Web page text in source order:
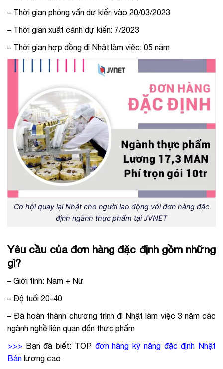
– Thời gian phỏng vấn dự kiến vào 20/03/2023
– Thời gian xuất cảnh dự kiến: 7/2023
– Thời gian hợp đồng đi Nhật làm việc: 05 năm
Cơ hội quay lại Nhật cho người lao động với đơn hàng đặc
định ngành thực phẩm tại JVNET
Yêu cầu của đơn hàng đặc định gồm những
gì?
– Giới tính: Nam + Nữ
– Độ tuổi 20-40
– Đã hoàn thành chương trình đi Nhật làm việc 3 năm các
ngành nghề liên quan đến thực phẩm
>>> Bạn đã biết: TOP đơn hàng kỹ năng đặc định Nhật
Bản lương cao